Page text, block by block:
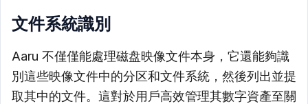
文件系統識別
Aaru 不僅僅能處理磁盘映像文件本身，它還能夠識
別這些映像文件中的分区和文件系統，然後列出並提
取其中的文件。這對於用戶高效管理其數字資產至關